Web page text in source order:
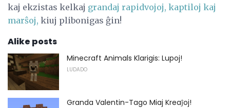
kaj ekzistas kelkaj grandaj rapidvojoj, kaptiloj kaj
marŝoj, kiuj plibonigas ĝin!
Alike posts
Minecraft Animals Klarigis: Lupoj!
LUDADO
Granda Valentin-Tago Miaj Kreaĵoj!